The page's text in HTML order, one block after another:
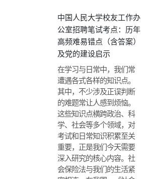
中国人民大学校友工作办
公室招聘笔试考点：历年
高频难易错点（含答案）
及党的建设启示
在学习与日常中，我们常
遭遇各式各样的知识点。
其中，不少涉及正误判断
的难题常让人感到烦恼。
这些知识点横跨政治、科
学、社会等多个领域，对
考试和日常知识积累至关
重要，正是我们今天需要
深入研究的核心内容。社
会保险法与我们的生活紧